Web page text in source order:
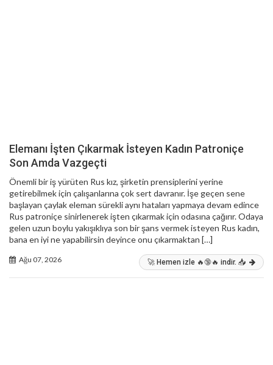
Elemanı İşten Çıkarmak İsteyen Kadın Patroniçe
Son Amda Vazgeçti
Önemli bir iş yürüten Rus kız, şirketin prensiplerini yerine
getirebilmek için çalışanlarına çok sert davranır. İşe geçen sene
başlayan çaylak eleman sürekli aynı hataları yapmaya devam edince
Rus patroniçe sinirlenerek işten çıkarmak için odasına çağırır. Odaya
gelen uzun boylu yakışıklıya son bir şans vermek isteyen Rus kadın,
bana en iyi ne yapabilirsin deyince onu çıkarmaktan […]
Ağu 07, 2026 🚀 Hemen izle 🔥🔞🔥 indir. 📥